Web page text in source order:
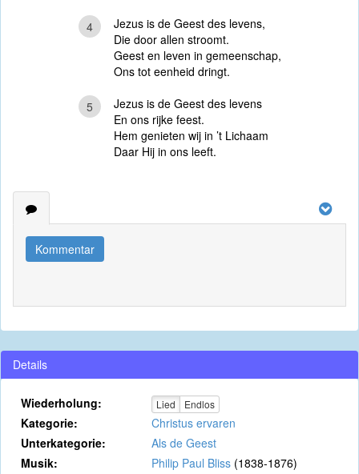
4
Jezus is de Geest des levens,
Die door allen stroomt.
Geest en leven in gemeenschap,
Ons tot eenheid dringt.
5
Jezus is de Geest des levens
En ons rijke feest.
Hem genieten wij in ’t Lichaam
Daar Hij in ons leeft.
Kommentar
Details
Wiederholung: Lied Endlos
Kategorie:
Christus ervaren
Unterkategorie:
Als de Geest
Musik:
Philip Paul Bliss (1838-1876)